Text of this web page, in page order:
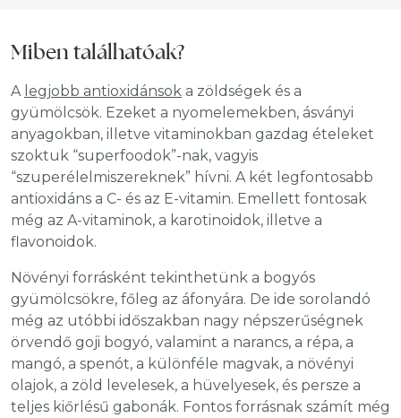
Miben találhatóak?
A legjobb antioxidánsok a zöldségek és a
gyümölcsök. Ezeket a nyomelemekben, ásványi
anyagokban, illetve vitaminokban gazdag ételeket
szoktuk “superfoodok”-nak, vagyis
“szuperélelmiszereknek” hívni. A két legfontosabb
antioxidáns a C- és az E-vitamin. Emellett fontosak
még az A-vitaminok, a karotinoidok, illetve a
flavonoidok.
Növényi forrásként tekinthetünk a bogyós
gyümölcsökre, főleg az áfonyára. De ide sorolandó
még az utóbbi időszakban nagy népszerűségnek
örvendő goji bogyó, valamint a narancs, a répa, a
mangó, a spenót, a különféle magvak, a növényi
olajok, a zöld levelesek, a hüvelyesek, és persze a
teljes kiőrlésű gabonák. Fontos forrásnak számít még